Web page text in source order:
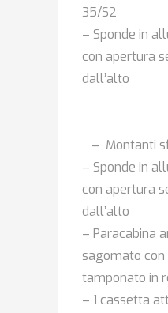
35/S2
– Sponde in
con apertura
– Montanti
– Sponde in
con apertura
dall’alto
– Paracabina
sagomato
tamponato in
– 1 cassetta